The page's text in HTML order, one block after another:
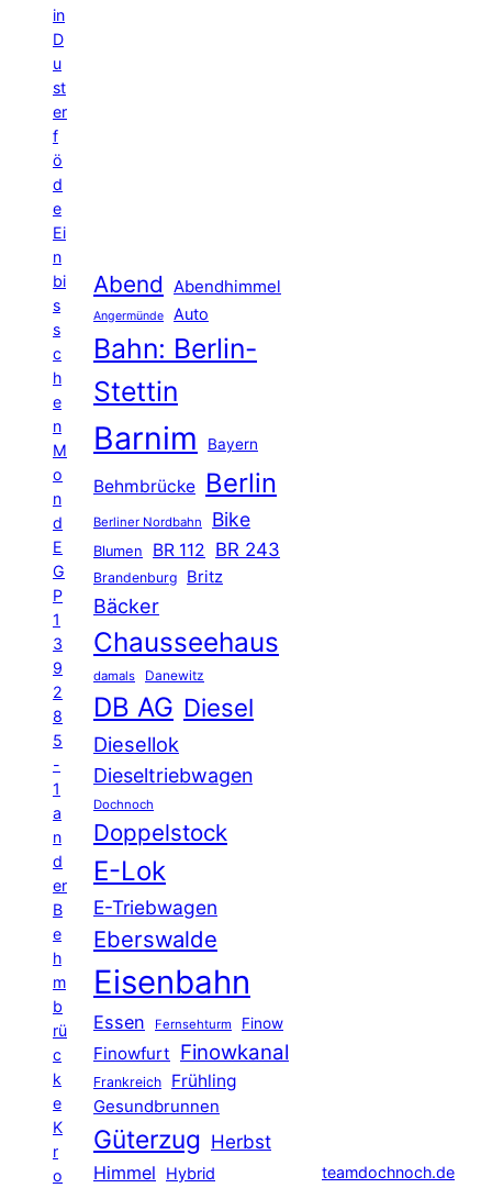
in
D
u
st
er
f
ö
d
e
Ei
n
bi
s
s
c
h
e
n
M
o
n
d
E
G
P
1
3
9
2
8
5
-
1
a
n
d
er
B
e
h
m
b
rü
c
k
e
K
r
o
Abend Abendhimmel
Angermünde Auto
Bahn: Berlin-
Stettin
Barnim Bayern
Behmbrücke Berlin
Berliner Nordbahn Bike
Blumen BR 112 BR 243
Brandenburg Britz
Bäcker
Chausseehaus
damals Danewitz
DB AG Diesel
Diesellok
Dieseltriebwagen
Dochnoch
Doppelstock
E-Lok
E-Triebwagen
Eberswalde
Eisenbahn
Essen Fernsehturm Finow
Finowfurt Finowkanal
Frankreich Frühling
Gesundbrunnen
Güterzug Herbst
Himmel
Hybrid teamdochnoch.de